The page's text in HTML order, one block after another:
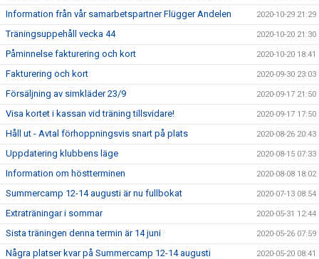
Information från vår samarbetspartner Flügger Andelen 2020-10-29 21:29
Träningsuppehåll vecka 44 2020-10-20 21:30
Påminnelse fakturering och kort 2020-10-20 18:41
Fakturering och kort 2020-09-30 23:03
Försäljning av simkläder 23/9 2020-09-17 21:50
Visa kortet i kassan vid träning tillsvidare! 2020-09-17 17:50
Håll ut - Avtal förhoppningsvis snart på plats 2020-08-26 20:43
Uppdatering klubbens läge 2020-08-15 07:33
Information om höstterminen 2020-08-08 18:02
Summercamp 12-14 augusti är nu fullbokat 2020-07-13 08:54
Extraträningar i sommar 2020-05-31 12:44
Sista träningen denna termin är 14 juni 2020-05-26 07:59
Några platser kvar på Summercamp 12-14 augusti 2020-05-20 08:41